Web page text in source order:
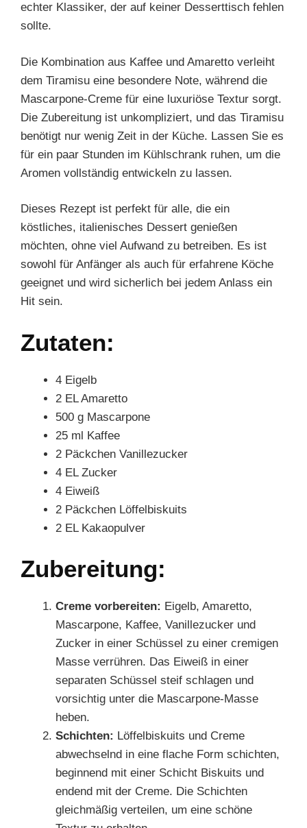
echter Klassiker, der auf keiner Desserttisch fehlen
sollte.
Die Kombination aus Kaffee und Amaretto verleiht
dem Tiramisu eine besondere Note, während die
Mascarpone-Creme für eine luxuriöse Textur sorgt.
Die Zubereitung ist unkompliziert, und das Tiramisu
benötigt nur wenig Zeit in der Küche. Lassen Sie es
für ein paar Stunden im Kühlschrank ruhen, um die
Aromen vollständig entwickeln zu lassen.
Dieses Rezept ist perfekt für alle, die ein
köstliches, italienisches Dessert genießen
möchten, ohne viel Aufwand zu betreiben. Es ist
sowohl für Anfänger als auch für erfahrene Köche
geeignet und wird sicherlich bei jedem Anlass ein
Hit sein.
Zutaten:
4 Eigelb
2 EL Amaretto
500 g Mascarpone
25 ml Kaffee
2 Päckchen Vanillezucker
4 EL Zucker
4 Eiweiß
2 Päckchen Löffelbiskuits
2 EL Kakaopulver
Zubereitung:
Creme vorbereiten: Eigelb, Amaretto,
Mascarpone, Kaffee, Vanillezucker und
Zucker in einer Schüssel zu einer cremigen
Masse verrühren. Das Eiweiß in einer
separaten Schüssel steif schlagen und
vorsichtig unter die Mascarpone-Masse
heben.
Schichten: Löffelbiskuits und Creme
abwechselnd in eine flache Form schichten,
beginnend mit einer Schicht Biskuits und
endend mit der Creme. Die Schichten
gleichmäßig verteilen, um eine schöne